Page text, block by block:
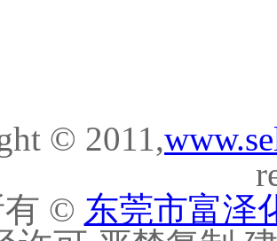
© 2011,
有 © 东莞市富泽